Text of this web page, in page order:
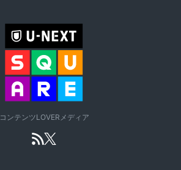
コンテンツLOVERメディア